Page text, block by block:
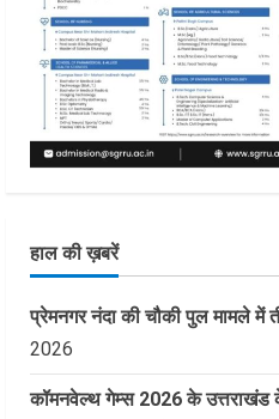
हाल की ख़बरें
प्रेमनगर नंदा की चौकी पुल मामले में
2026
कॉमनवेल्थ गेम्स 2026 के उत्तराखंड